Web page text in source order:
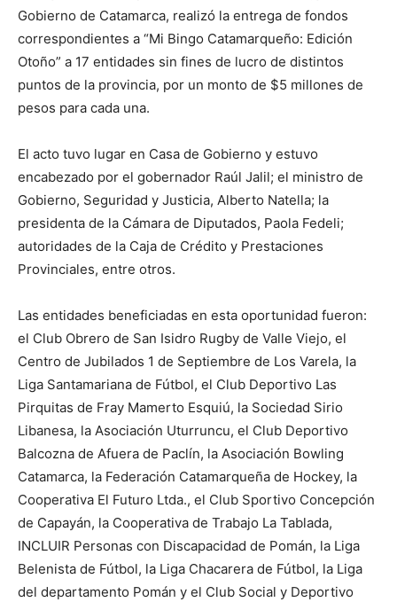
Gobierno de Catamarca, realizó la entrega de fondos
correspondientes a “Mi Bingo Catamarqueño: Edición
Otoño” a 17 entidades sin fines de lucro de distintos
puntos de la provincia, por un monto de $5 millones de
pesos para cada una.
El acto tuvo lugar en Casa de Gobierno y estuvo
encabezado por el gobernador Raúl Jalil; el ministro de
Gobierno, Seguridad y Justicia, Alberto Natella; la
presidenta de la Cámara de Diputados, Paola Fedeli;
autoridades de la Caja de Crédito y Prestaciones
Provinciales, entre otros.
Las entidades beneficiadas en esta oportunidad fueron:
el Club Obrero de San Isidro Rugby de Valle Viejo, el
Centro de Jubilados 1 de Septiembre de Los Varela, la
Liga Santamariana de Fútbol, el Club Deportivo Las
Pirquitas de Fray Mamerto Esquiú, la Sociedad Sirio
Libanesa, la Asociación Uturruncu, el Club Deportivo
Balcozna de Afuera de Paclín, la Asociación Bowling
Catamarca, la Federación Catamarqueña de Hockey, la
Cooperativa El Futuro Ltda., el Club Sportivo Concepción
de Capayán, la Cooperativa de Trabajo La Tablada,
INCLUIR Personas con Discapacidad de Pomán, la Liga
Belenista de Fútbol, la Liga Chacarera de Fútbol, la Liga
del departamento Pomán y el Club Social y Deportivo